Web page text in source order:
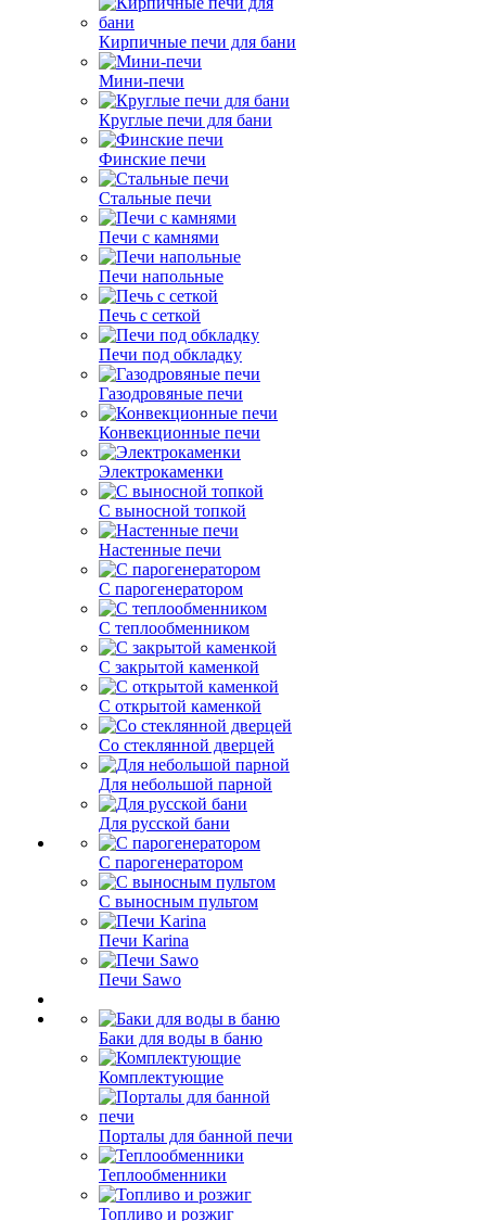
Кирпичные печи для бани
Мини-печи
Круглые печи для бани
Финские печи
Стальные печи
Печи с камнями
Печи напольные
Печь с сеткой
Печи под обкладку
Газодровяные печи
Конвекционные печи
Электрокаменки
С выносной топкой
Настенные печи
С парогенератором
С теплообменником
С закрытой каменкой
С открытой каменкой
Со стеклянной дверцей
Для небольшой парной
Для русской бани
С парогенератором
С выносным пультом
Печи Karina
Печи Sawo
Баки для воды в баню
Комплектующие
Порталы для банной печи
Теплообменники
Топливо и розжиг